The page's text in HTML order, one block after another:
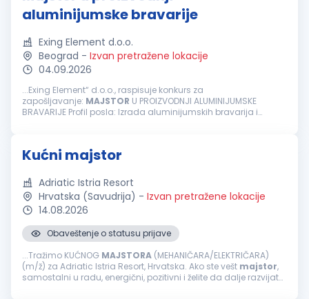
aluminijumske bravarije
Exing Element d.o.o.
Beograd - Izvan pretražene lokacije
04.09.2026
...Exing Element“ d.o.o., raspisuje konkurs za
zapošljavanje: MAJSTOR U PROIZVODNJI ALUMINIJUMSKE
BRAVARIJE Profil posla: Izrada aluminijumskih bravarija i
Kućni majstor
Adriatic Istria Resort
Hrvatska (Savudrija) - Izvan pretražene lokacije
14.08.2026
Obaveštenje o statusu prijave
...Tražimo KUĆNOG MAJSTORA (MEHANIČARA/ELEKTRIČARA)
(m/ž) za Adriatic Istria Resort, Hrvatska. Ako ste vešt majstor,
samostalni u radu, energični, pozitivni i želite da dalje razvijate